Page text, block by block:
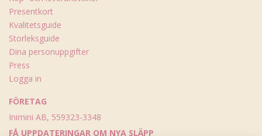
Presentkort
Kvalitetsguide
Storleksguide
Dina personuppgifter
Press
Logga in
FÖRETAG
Inimini AB, 559323-3348
FÅ UPPDATERINGAR OM NYA SLÄPP